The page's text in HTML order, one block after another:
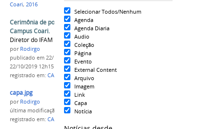
Selecionar Todos/Nenhum
Agenda
Agenda Diaria
Audio
Coleção
Página
Evento
External Content
Arquivo
Imagem
Link
Capa
Notícia
Coari, 2016
Cerimônia de posse do diretor geral do IFAM
Campus Coari.
Diretor do IFAM Campus Coari é empossado.
por Rodirgo
publicado em 22/10/2019 —última modificação
22/10/2019 12h15
registrado em: CAMPUS COARI ,
capa.jpg
por Rodirgo
última modificação
em 22/10/2019 10h56
registrado em: CAMPUS COARI